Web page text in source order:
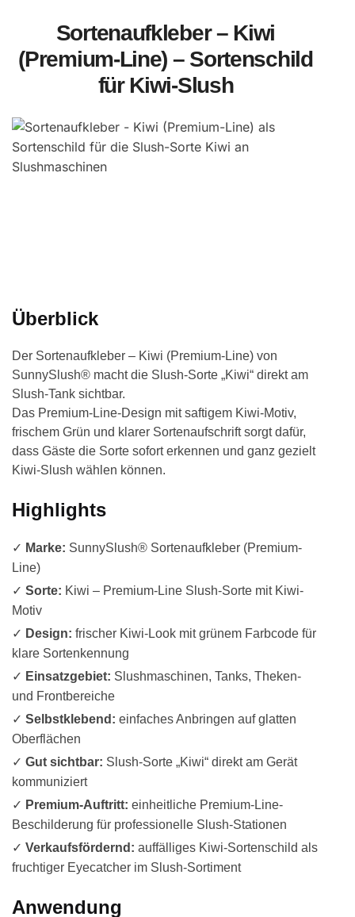
Sortenaufkleber – Kiwi
(Premium-Line) – Sortenschild
für Kiwi-Slush
Überblick
Der Sortenaufkleber – Kiwi (Premium-Line) von
SunnySlush® macht die Slush-Sorte „Kiwi“ direkt am
Slush-Tank sichtbar.
Das Premium-Line-Design mit saftigem Kiwi-Motiv,
frischem Grün und klarer Sortenaufschrift sorgt dafür,
dass Gäste die Sorte sofort erkennen und ganz gezielt
Kiwi-Slush wählen können.
Highlights
✓ Marke: SunnySlush® Sortenaufkleber (Premium-
Line)
✓ Sorte: Kiwi – Premium-Line Slush-Sorte mit Kiwi-
Motiv
✓ Design: frischer Kiwi-Look mit grünem Farbcode für
klare Sortenkennung
✓ Einsatzgebiet: Slushmaschinen, Tanks, Theken-
und Frontbereiche
✓ Selbstklebend: einfaches Anbringen auf glatten
Oberflächen
✓ Gut sichtbar: Slush-Sorte „Kiwi“ direkt am Gerät
kommuniziert
✓ Premium-Auftritt: einheitliche Premium-Line-
Beschilderung für professionelle Slush-Stationen
✓ Verkaufsfördernd: auffälliges Kiwi-Sortenschild als
fruchtiger Eyecatcher im Slush-Sortiment
Anwendung